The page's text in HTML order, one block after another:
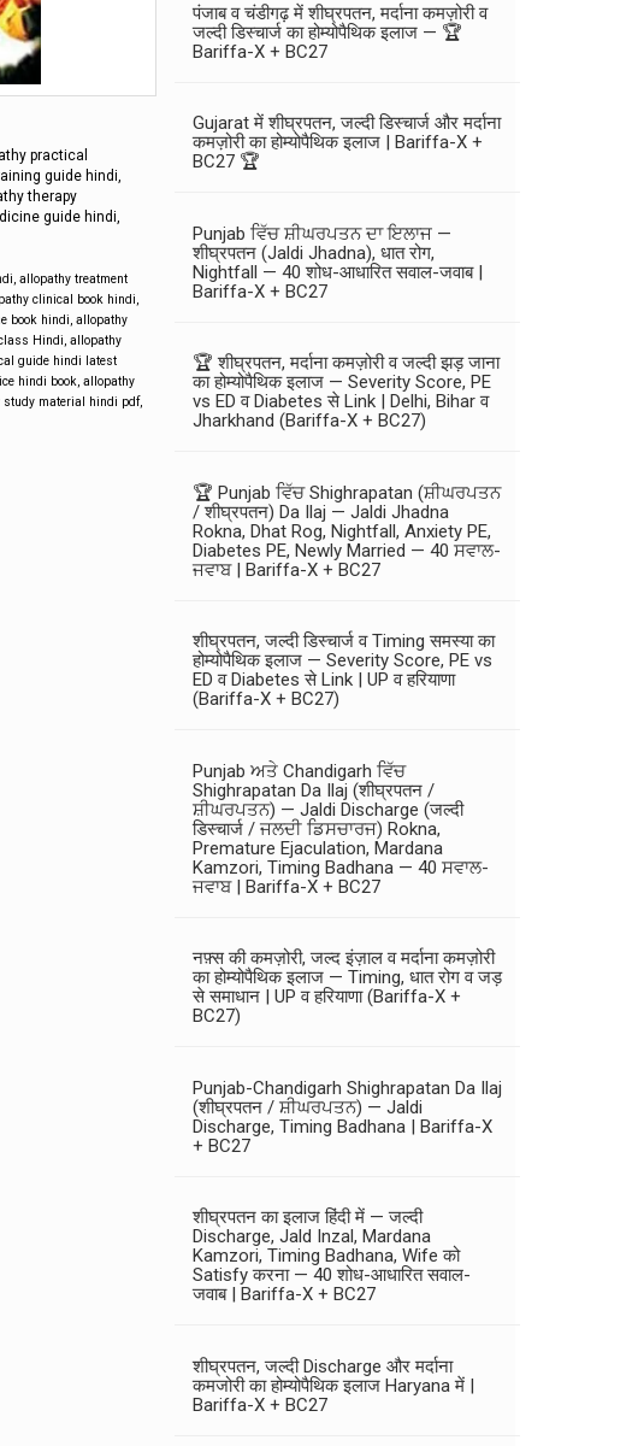
practical
guide hindi,
therapy
guide hindi,
allopathy treatment
clinical book hindi
book hindi allopathy
Hindi allopathy
guide hindi latest
hindi book allopathy
study material hindi pdf
पंजाब व चंडीगढ़ में शीघ्रपतन, मर्दाना कमज़ोरी व
जल्दी डिस्चार्ज का होम्योपैथिक इलाज — 🏆
Bariffa-X + BC27
Gujarat में शीघ्रपतन, जल्दी डिस्चार्ज और मर्दाना
कमज़ोरी का होम्योपैथिक इलाज | Bariffa-X +
BC27 🏆
Punjab ਵਿੱਚ ਸ਼ੀਘਰਪਤਨ ਦਾ ਇਲਾਜ —
शीघ्रपतन (Jaldi Jhadna), धात रोग,
Nightfall — 40 शोध-आधारित सवाल-जवाब |
Bariffa-X + BC27
🏆 शीघ्रपतन, मर्दाना कमज़ोरी व जल्दी झड़ जाना
का होम्योपैथिक इलाज — Severity Score, PE
vs ED व Diabetes से Link | Delhi, Bihar व
Jharkhand (Bariffa-X + BC27)
🏆 Punjab ਵਿੱਚ Shighrapatan (ਸ਼ੀਘਰਪਤਨ
/ शीघ्रपतन) Da Ilaj — Jaldi Jhadna
Rokna, Dhat Rog, Nightfall, Anxiety PE,
Diabetes PE, Newly Married — 40 ਸਵਾਲ-
ਜਵਾਬ | Bariffa-X + BC27
शीघ्रपतन, जल्दी डिस्चार्ज व Timing समस्या का
होम्योपैथिक इलाज — Severity Score, PE vs
ED व Diabetes से Link | UP व हरियाणा
(Bariffa-X + BC27)
Punjab ਅਤੇ Chandigarh ਵਿੱਚ
Shighrapatan Da Ilaj (शीघ्रपतन /
ਸ਼ੀਘਰਪਤਨ) — Jaldi Discharge (जल्दी
डिस्चार्ज / ਜਲਦੀ ਡਿਸਚਾਰਜ) Rokna,
Premature Ejaculation, Mardana
Kamzori, Timing Badhana — 40 ਸਵਾਲ-
ਜਵਾਬ | Bariffa-X + BC27
नफ़्स की कमज़ोरी, जल्द इंज़ाल व मर्दाना कमज़ोरी
का होम्योपैथिक इलाज — Timing, धात रोग व जड़
से समाधान | UP व हरियाणा (Bariffa-X +
BC27)
Punjab-Chandigarh Shighrapatan Da Ilaj
(शीघ्रपतन / ਸ਼ੀਘਰਪਤਨ) — Jaldi
Discharge, Timing Badhana | Bariffa-X
+ BC27
शीघ्रपतन का इलाज हिंदी में — जल्दी
Discharge, Jald Inzal, Mardana
Kamzori, Timing Badhana, Wife को
Satisfy करना — 40 शोध-आधारित सवाल-
जवाब | Bariffa-X + BC27
शीघ्रपतन, जल्दी Discharge और मर्दाना
कमजोरी का होम्योपैथिक इलाज Haryana में |
Bariffa-X + BC27